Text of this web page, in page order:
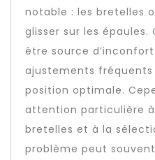
notable : les bretelles
glisser sur les
être source
ajustements
position optimale.
attention particulière à
bretelles et à la
problème peut